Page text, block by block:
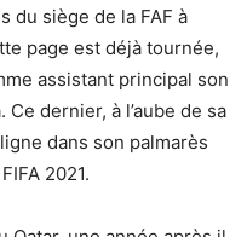
du siège de la FAF à
page est déjà tournée,
assistant principal son
dernier, à l’aube de sa
dans son palmarès
2021.